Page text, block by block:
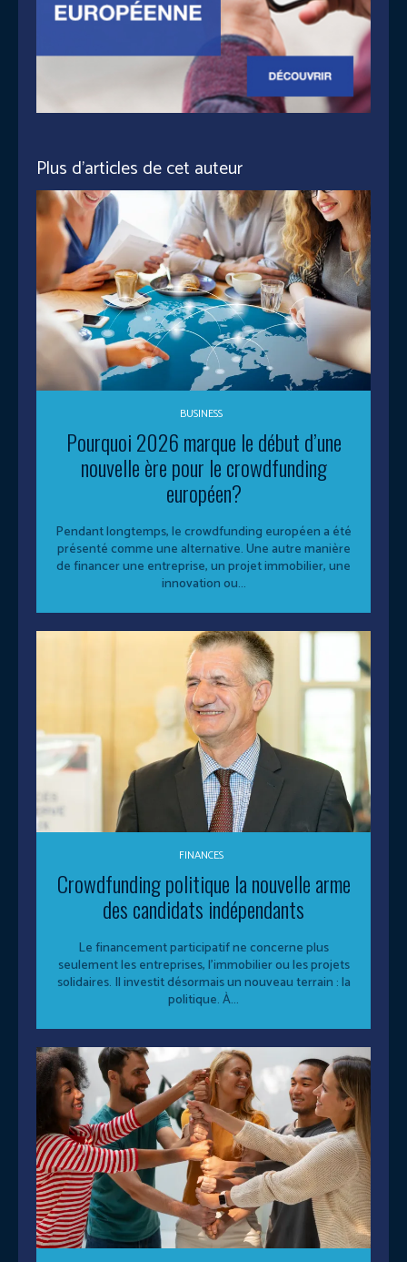
Plus d'articles de cet auteur
BUSINESS
Pourquoi 2026 marque le début d’une
nouvelle ère pour le crowdfunding
européen?
Pendant longtemps, le crowdfunding européen a été
présenté comme une alternative. Une autre manière
de financer une entreprise, un projet immobilier, une
innovation ou...
FINANCES
Crowdfunding politique la nouvelle arme
des candidats indépendants
Le financement participatif ne concerne plus
seulement les entreprises, l’immobilier ou les projets
solidaires. Il investit désormais un nouveau terrain : la
politique. À...